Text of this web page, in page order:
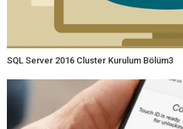
SQL Server 2016 Cluster Kurulum Bölüm3